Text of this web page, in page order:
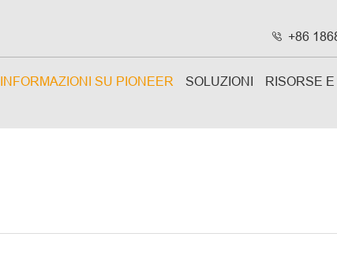
 +86
INFORMAZIONI SU PIONEER SOLUZIONI RISORSE